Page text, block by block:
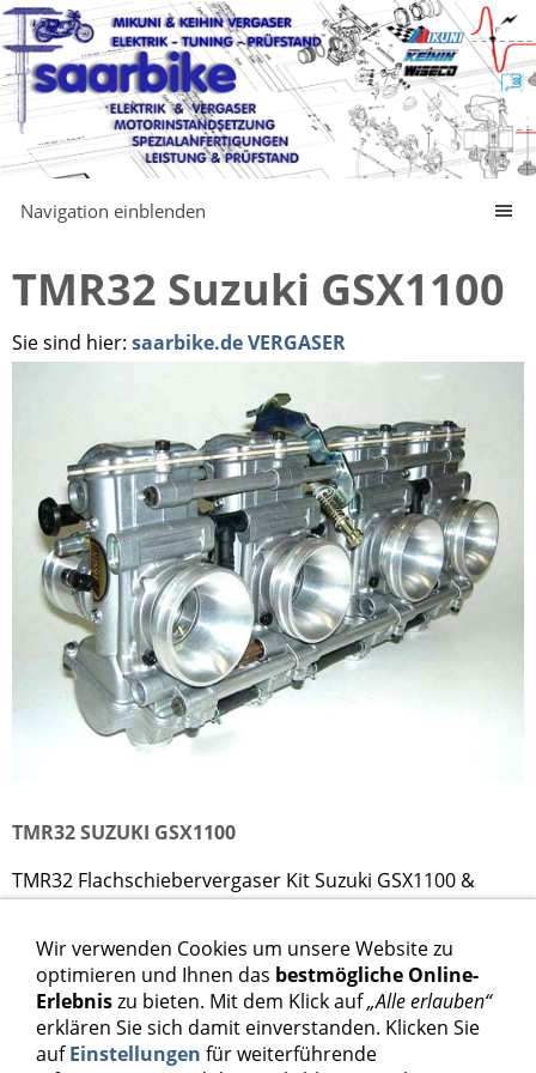
Navigation einblenden
TMR32 Suzuki GSX1100
Sie sind hier: saarbike.de VERGASER
TMR32 SUZUKI GSX1100
TMR32 Flachschiebervergaser Kit Suzuki GSX1100 &
Katana
1.798,00 €
Inkl. 19 % USt. zzgl.Versand
Wir verwenden Cookies um unsere Website zu
optimieren und Ihnen das bestmögliche Online-
Erlebniszu bieten. Mit dem Klick auf„Alle erlauben“
erklären Sie sich damit einverstanden. Klicken Sie
aufEinstellungen für weiterführende